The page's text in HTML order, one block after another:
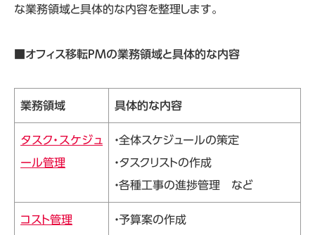
な業務領域と具体的な内容を整理します。
■オフィス移転PMの業務領域と具体的な内容
業務領域 具体的な内容
タスク・スケジュ
ール管理
・全体スケジュールの策定
・タスクリストの作成
・各種工事の進捗管理 など
コスト管理
・予算案の作成